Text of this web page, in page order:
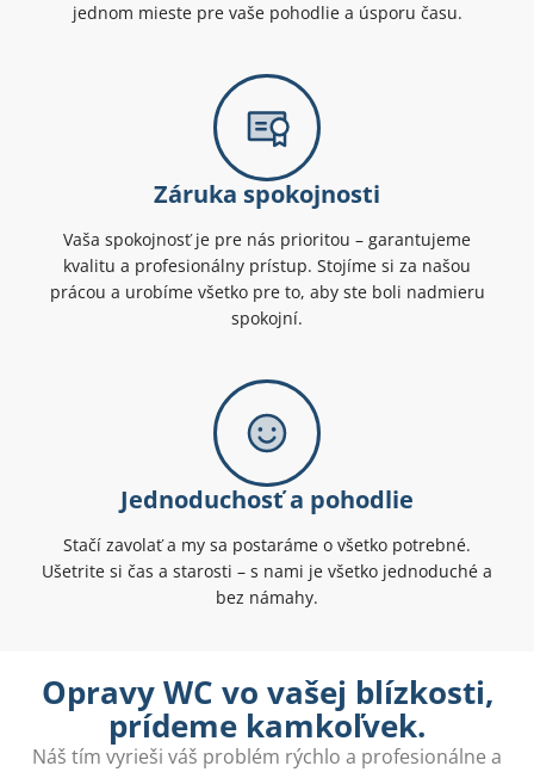
jednom mieste pre vaše pohodlie a úsporu času.
Záruka spokojnosti
Vaša spokojnosť je pre nás prioritou – garantujeme
kvalitu a profesionálny prístup. Stojíme si za našou
prácou a urobíme všetko pre to, aby ste boli nadmieru
spokojní.
Jednoduchosť a pohodlie
Stačí zavolať a my sa postaráme o všetko potrebné.
Ušetrite si čas a starosti – s nami je všetko jednoduché a
bez námahy.
Opravy WC vo vašej blízkosti,
prídeme kamkoľvek.
Náš tím vyrieši váš problém rýchlo a profesionálne a